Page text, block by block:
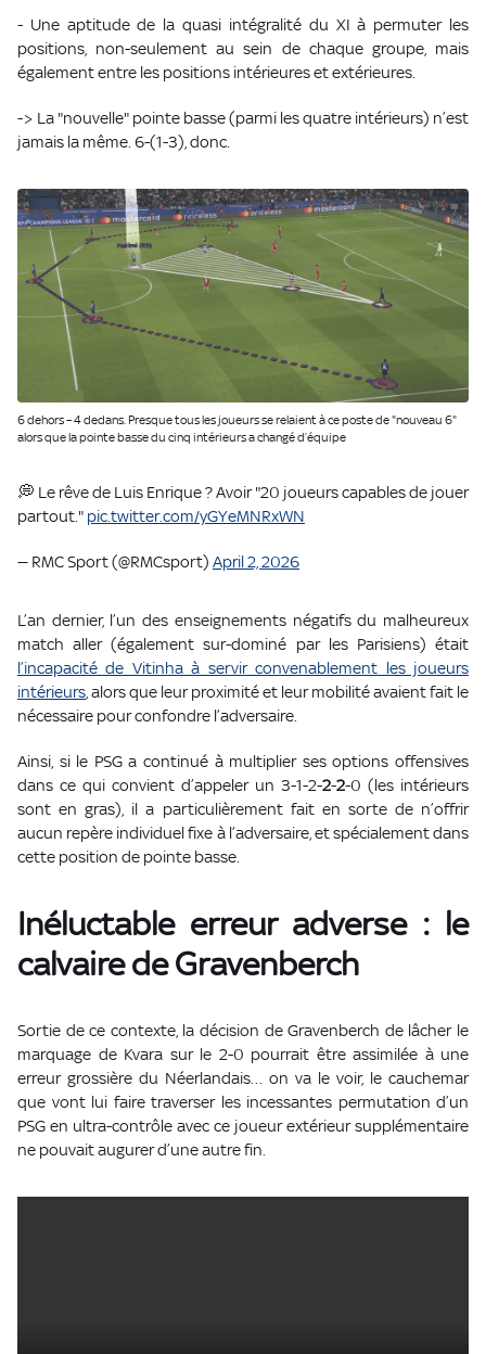
- Une aptitude de la quasi intégralité du XI à permuter les
positions, non-seulement au sein de chaque groupe, mais
également entre les positions intérieures et extérieures.
-> La "nouvelle" pointe basse (parmi les quatre intérieurs) n’est
jamais la même. 6-(1-3), donc.
6 dehors – 4 dedans. Presque tous les joueurs se relaient à ce poste de "nouveau 6"
alors que la pointe basse du cinq intérieurs a changé d’équipe
💭 Le rêve de Luis Enrique ? Avoir "20 joueurs capables de jouer
partout." pic.twitter.com/yGYeMNRxWN
— RMC Sport (@RMCsport) April 2, 2026
L’an dernier, l’un des enseignements négatifs du malheureux
match aller (également sur-dominé par les Parisiens) était
l’incapacité de Vitinha à servir convenablement les joueurs
intérieurs, alors que leur proximité et leur mobilité avaient fait le
nécessaire pour confondre l’adversaire.
Ainsi, si le PSG a continué à multiplier ses options offensives
dans ce qui convient d’appeler un 3-1-2-2-2-0 (les intérieurs
sont en gras), il a particulièrement fait en sorte de n’offrir
aucun repère individuel fixe à l’adversaire, et spécialement dans
cette position de pointe basse.
Inéluctable erreur adverse : le
calvaire de Gravenberch
Sortie de ce contexte, la décision de Gravenberch de lâcher le
marquage de Kvara sur le 2-0 pourrait être assimilée à une
erreur grossière du Néerlandais… on va le voir, le cauchemar
que vont lui faire traverser les incessantes permutation d’un
PSG en ultra-contrôle avec ce joueur extérieur supplémentaire
ne pouvait augurer d’une autre fin.